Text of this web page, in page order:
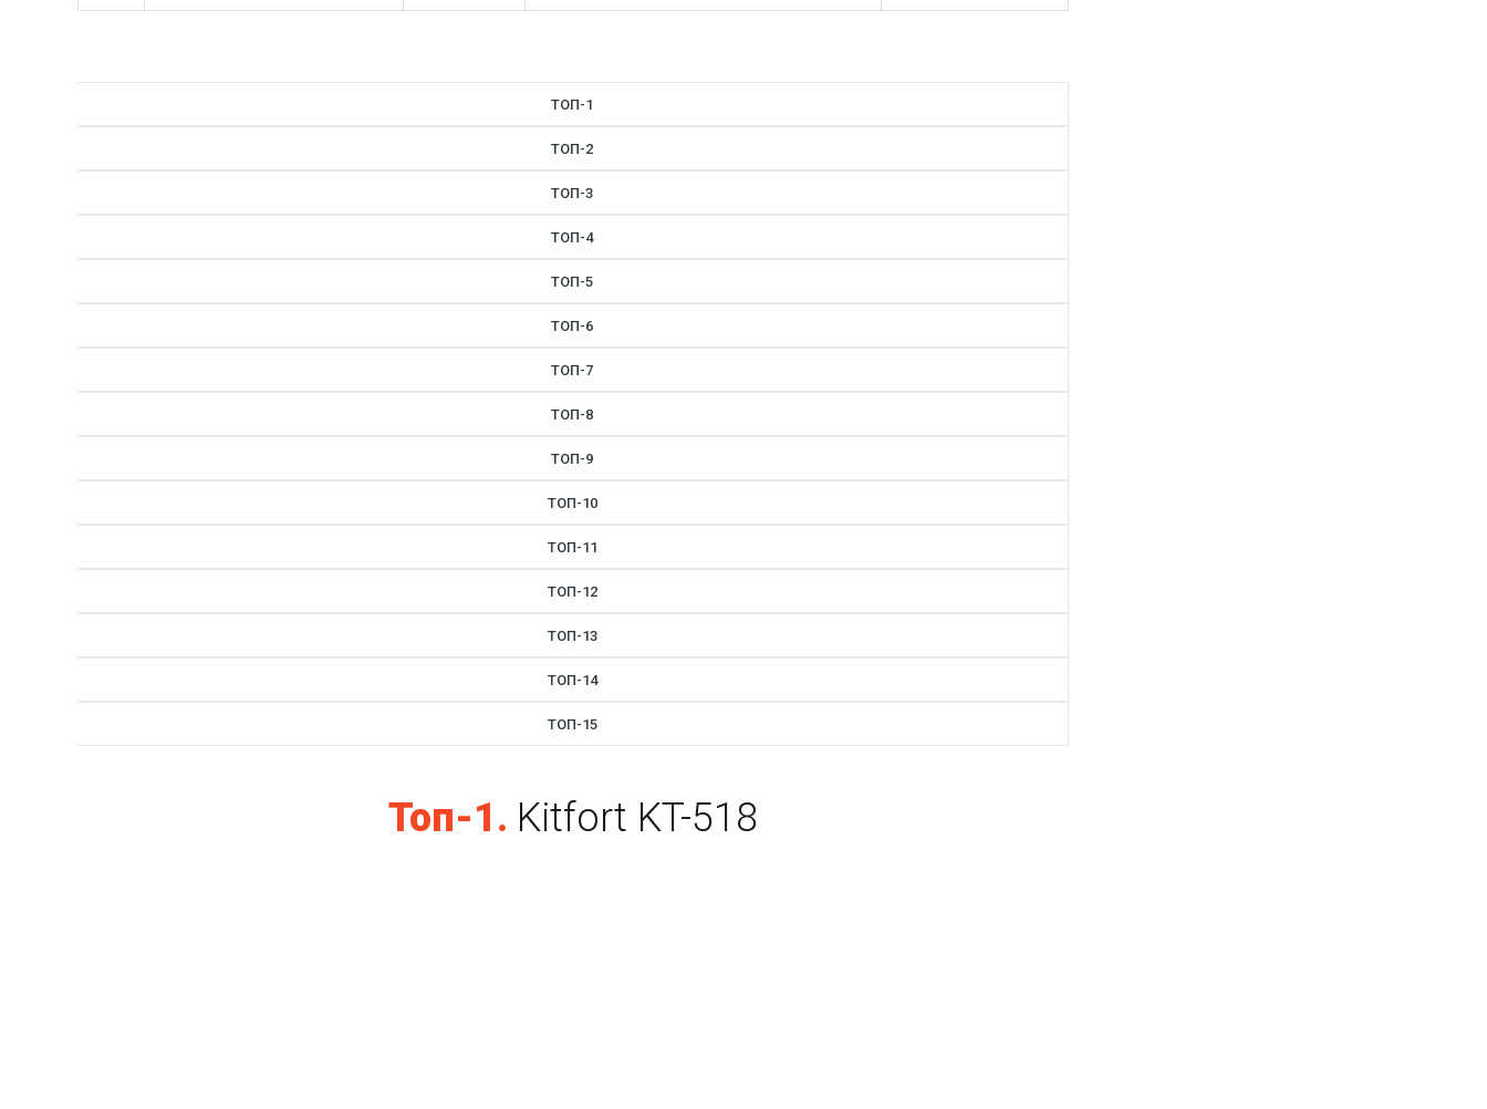
ТОП-1
ТОП-2
ТОП-3
ТОП-4
ТОП-5
ТОП-6
ТОП-7
ТОП-8
ТОП-9
ТОП-10
ТОП-11
ТОП-12
ТОП-13
ТОП-14
ТОП-15
Топ-1. Kitfort KT-518